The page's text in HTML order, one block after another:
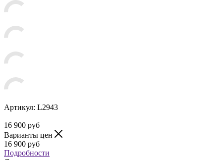
Артикул: L2943
16 900 руб
Варианты цен
16 900 руб
Подробности